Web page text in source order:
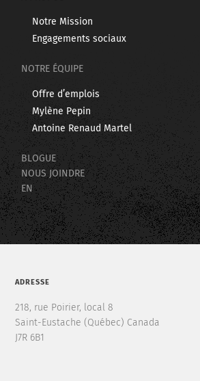
Notre Mission
Engagements sociaux
NOTRE ÉQUIPE
Offre d’emplois
Mylène Pepin
Antoine Renaud Martel
BLOGUE
NOUS JOINDRE
EN
ADRESSE
218, rue Poirier, local 8
Saint-Eustache (Québec) Canada
J7R 6B1